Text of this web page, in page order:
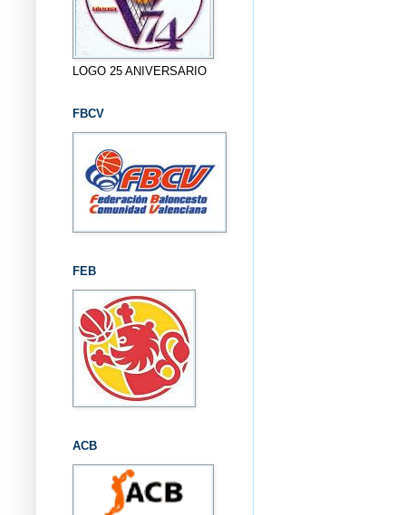
LOGO 25 ANIVERSARIO
FBCV
FEB
ACB